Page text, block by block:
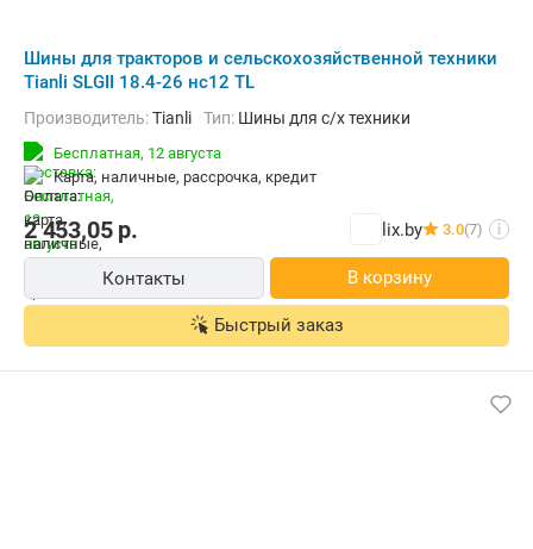
Шины для тракторов и сельскохозяйственной техники
Tianli SLGII 18.4-26 нс12 TL
Производитель:Tianli Тип: Шины для с/х техники
Бесплатная, 12 августа
карта, наличные, рассрочка, кредит
2 453,05р. lix.by 3.0(7) i
Контакты В корзину
Быстрый заказ